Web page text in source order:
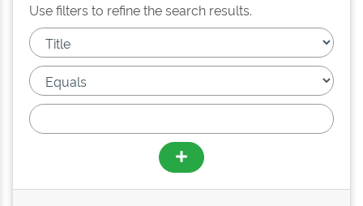
Use filters to refine the search results.